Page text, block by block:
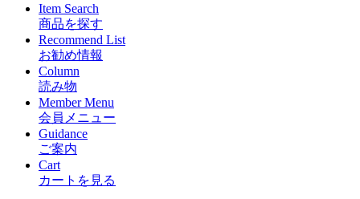
Item Search
商品を探す
Recommend List
お勧め情報
Column
読み物
Member Menu
会員メニュー
Guidance
ご案内
Cart
カートを見る